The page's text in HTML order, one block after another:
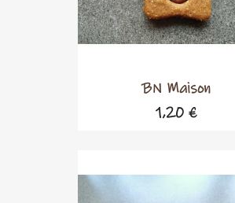
BN Maison
1,20 €